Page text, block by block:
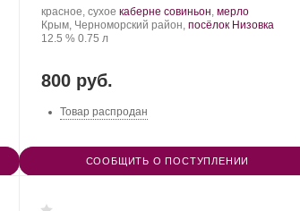
Производитель:
Kalos
Limen.
красное, сухое .
Сорт
каберне совиньон,мерло.
Регион:
Крым, Черноморский район,посёлок Низовка
Крепость
12.5 %. Объем
0.75 л
800 руб.
Товар распродан
СООБЩИТЬ О ПОСТУПЛЕНИИ